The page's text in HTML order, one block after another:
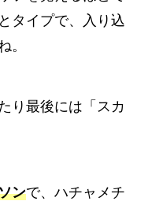
タイプで、入り込
。
り最後には「スカ
ンで、ハチャメチ